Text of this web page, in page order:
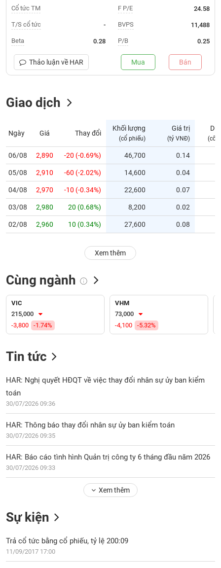
thái
cổ
phiếu
Quy
mô
trường
Niêm
mới
Niêm
yết
bổ
sung
Hủy
niêm
đặc
Không
được
ký
Danh
mục
Cổ
phiếu
chi
tiết
quan
Giao
dịch
Phân
kỹ
thuật
Cổ tức TM
T/S cổ tức -
Beta 0.28
F P/E 24.58
BVPS 11,488
P/B 0.25
Thảo luận về HAR Mua Bán
Giao dịch
Ngày Giá Thay đổi
Khối lượng
(cổ phiếu)
Giá trị
(tỷ VNĐ)
Dư
(cổ
06/08 2,890 -20 (-0.69%) 46,700 0.14
05/08 2,910 -60 (-2.02%) 14,600 0.04
04/08 2,970 -10 (-0.34%) 22,600 0.07
03/08 2,980 20 (0.68%) 8,200 0.02
02/08 2,960 10 (0.34%) 27,600 0.08
Xem thêm
Cùng ngành
VIC
215,000
-3,800
-1.74%
VHM
73,000
-4,100
-5.32%
Tin tức
HAR: Nghị quyết HĐQT về việc thay đổi nhân sự ủy ban kiểm
toán
30/07/2026 09:36
HAR: Thông báo thay đổi nhân sự ủy ban kiểm toán
30/07/2026 09:35
HAR: Báo cáo tình hình Quản trị công ty 6 tháng đầu năm 2026
30/07/2026 09:33
Xem thêm
Sự kiện
Trả cổ tức bằng cổ phiếu, tỷ lệ 200:09
11/09/2017 17:00
NGÀNH
DOANH
PHIẾU
PHÁI
SINH
TRÁI
PHIẾU
CỤ
ĐẦU
TƯ
XUẤT
TIN
MỚI
(-)
VS-
SECTOR
NĂNG
LƯỢNG